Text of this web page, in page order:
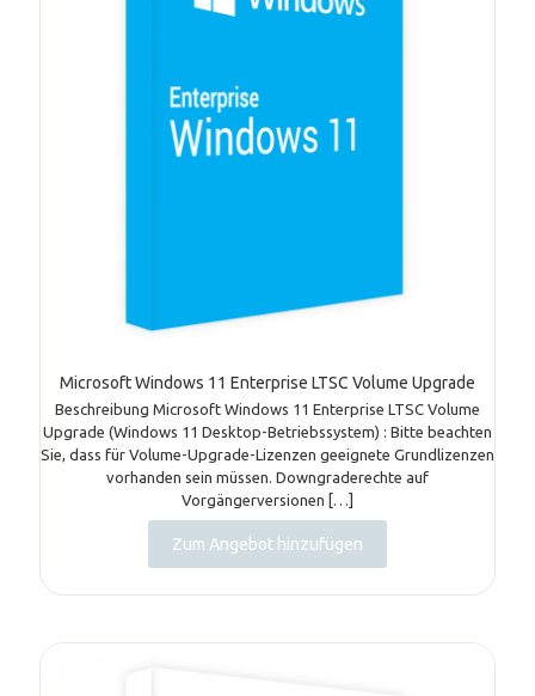
Microsoft Windows 11 Enterprise LTSC Volume Upgrade
Beschreibung Microsoft Windows 11 Enterprise LTSC Volume
Upgrade (Windows 11 Desktop-Betriebssystem) : Bitte beachten
Sie, dass für Volume-Upgrade-Lizenzen geeignete Grundlizenzen
vorhanden sein müssen. Downgraderechte auf
Vorgängerversionen […]
Zum Angebot hinzufügen